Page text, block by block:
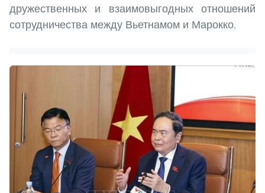
дружественных и взаимовыгодных отношений
сотрудничества между Вьетнамом и Марокко.